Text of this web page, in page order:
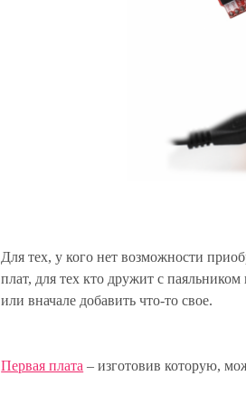
Для тех, у кого нет возможности
плат, для тех кто дружит с
или вначале добавить что-то свое.
Первая плата – изготовив которую,